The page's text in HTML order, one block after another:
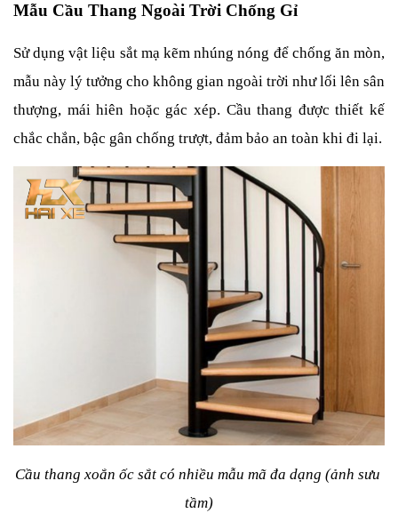
Mẫu Cầu Thang Ngoài Trời Chống Gỉ
Sử dụng vật liệu sắt mạ kẽm nhúng nóng để chống ăn mòn,
mẫu này lý tưởng cho không gian ngoài trời như lối lên sân
thượng, mái hiên hoặc gác xép. Cầu thang được thiết kế
chắc chắn, bậc gân chống trượt, đảm bảo an toàn khi đi lại.
Cầu thang xoắn ốc sắt có nhiều mẫu mã đa dạng (ảnh sưu
tầm)